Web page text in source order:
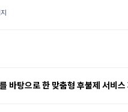
바탕으로 한 맞춤형 후불제 서비스